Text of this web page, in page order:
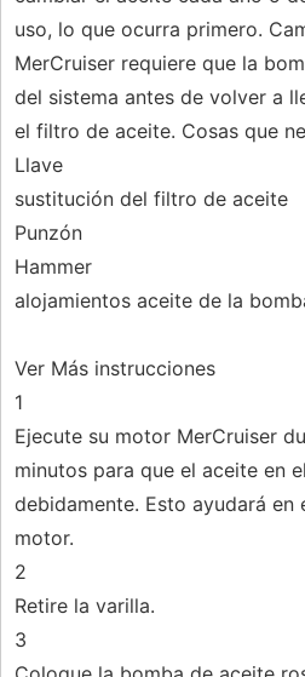
uso, lo que ocurra primero.
MerCruiser requiere que la
del sistema antes de volver a
el filtro de aceite. Cosas que
Llave
sustitución del filtro de aceite
Punzón
Hammer
alojamientos aceite de la
Ver Más instrucciones
1
Ejecute su motor MerCruiser
minutos para que el aceite en
debidamente. Esto ayudará en
motor.
2
Retire la varilla.
3